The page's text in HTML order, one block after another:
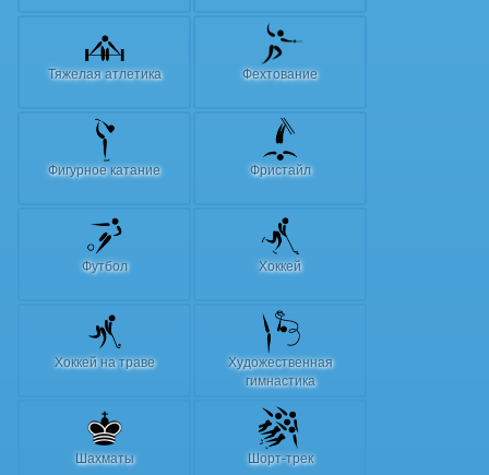
Тяжелая атлетика Фехтование
Фигурное катание Фристайл
Футбол Хоккей
Хоккей на траве
Художественная
гимнастика
Шахматы Шорт-трек